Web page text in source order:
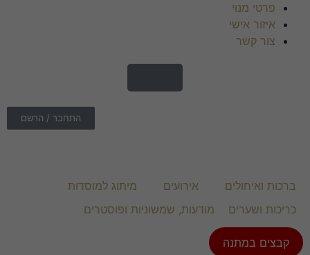
פרטי מנוי
איזור אישי
צור קשר
התחבר / הרשם
ברכות ואיחולים אירועים
מיתוג למוסדות
כריכות ושערים
מודעות, שמשוניות ופוסטרים
קבצים במתנה